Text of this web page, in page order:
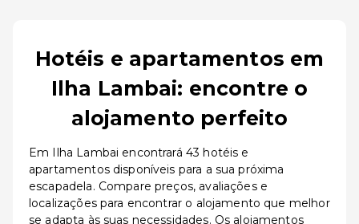
Hotéis e apartamentos em
Ilha Lambai: encontre o
alojamento perfeito
Em Ilha Lambai encontrará 43 hotéis e
apartamentos disponíveis para a sua próxima
escapadela. Compare preços, avaliações e
localizações para encontrar o alojamento que melhor
se adapta às suas necessidades. Os alojamentos